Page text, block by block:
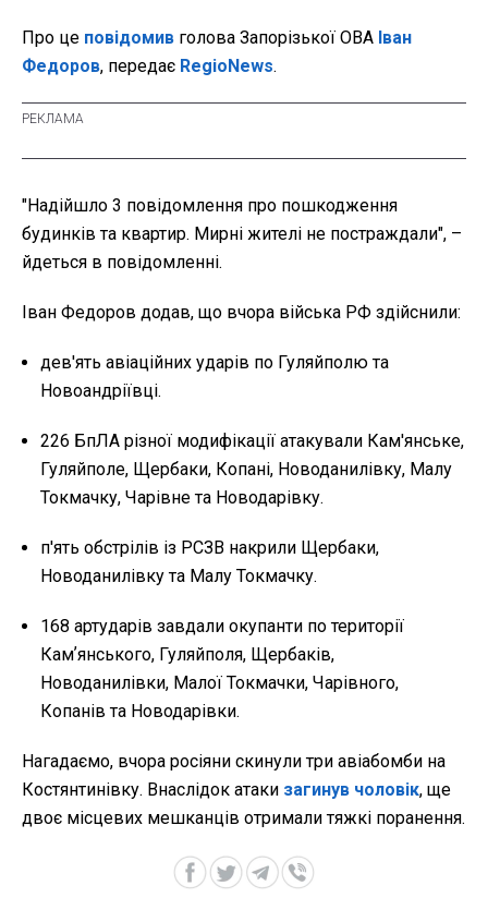
Про це повідомив голова Запорізької ОВА Іван
Федоров, передає RegioNews.
"Надійшло 3 повідомлення про пошкодження
будинків та квартир. Мирні жителі не постраждали", –
йдеться в повідомленні.
Іван Федоров додав, що вчора війська РФ здійснили:
дев'ять авіаційних ударів по Гуляйполю та
Новоандріївці.
226 БпЛА різної модифікації атакували Кам'янське,
Гуляйполе, Щербаки, Копані, Новоданилівку, Малу
Токмачку, Чарівне та Новодарівку.
п'ять обстрілів із РСЗВ накрили Щербаки,
Новоданилівку та Малу Токмачку.
168 артударів завдали окупанти по території
Камʼянського, Гуляйполя, Щербаків,
Новоданилівки, Малої Токмачки, Чарівного,
Копанів та Новодарівки.
Нагадаємо, вчора росіяни скинули три авіабомби на
Костянтинівку. Внаслідок атаки загинув чоловік, ще
двоє місцевих мешканців отримали тяжкі поранення.